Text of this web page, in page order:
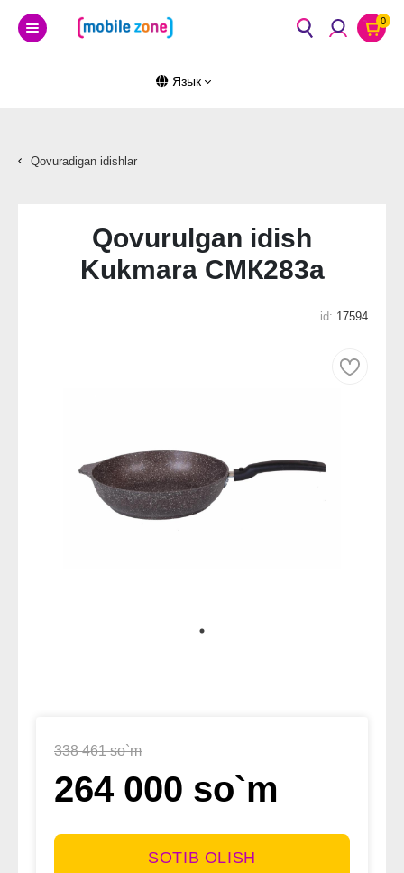
0
Язык
Qovuradigan idishlar
Qovurulgan idish
Kukmara СМК283а
id: 17594
338 461 so`m
264 000 so`m
SOTIB OLISH